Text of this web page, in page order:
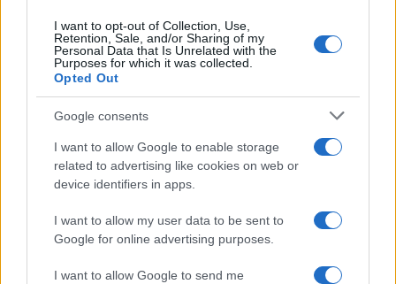
I want to opt-out of Collection, Use,
Retention, Sale, and/or Sharing of my
Personal Data that Is Unrelated with the
Purposes for which it was collected.
Opted Out
Google consents
I want to allow Google to enable storage
related to advertising like cookies on web or
device identifiers in apps.
I want to allow my user data to be sent to
Google for online advertising purposes.
I want to allow Google to send me
Share:
τελευταία νέατης ημέρας
Πιο δημοφιλή
Μετέτρεψαν το Σαρακήνικο της Μήλου σε